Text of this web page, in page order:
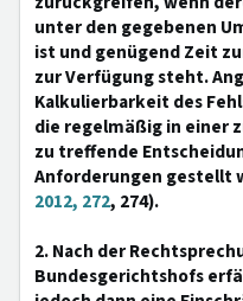
unter den gegebenen
ist und genügend Zeit
zur Verfügung steht.
Kalkulierbarkeit des
die regelmäßig in einer
zu treffende
Anforderungen gestellt
2012, 272, 274).
2. Nach der
Bundesgerichtshofs